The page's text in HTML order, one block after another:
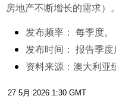
房地产不断增长的需求）。
发布频率： 每季度。
发布时间： 报告季度
资料来源： 澳大利亚